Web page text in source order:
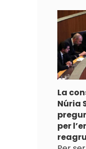
La
Núria
per